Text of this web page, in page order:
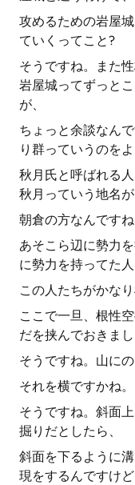
攻めるための岩屋
ていくってこと?
そうですね。また
岩屋城ってずっと
が、
ちょっと余談なん
り群っていうのを
秋月氏と呼ばれる
秋月っていう地名
朝倉の方なんですね
あそこら辺に勢力
に勢力を持ってた
この人たちがかな
ここで一旦、根性
だを挟んでおきまし
そうですね。山に
それを横ですかね。
そうですね。斜面
掘りだとしたら、
斜面を下るように
現をするんですけど